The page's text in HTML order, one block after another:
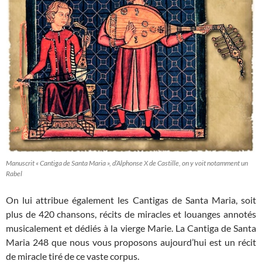
Manuscrit « Cantiga de Santa Maria », d’Alphonse X de Castille, on y voit notamment un
Rabel
On lui attribue également les Cantigas de Santa Maria, soit
plus de 420 chansons, récits de miracles et louanges annotés
musicalement et dédiés à la vierge Marie. La Cantiga de Santa
Maria 248 que nous vous proposons aujourd’hui est un récit
de miracle tiré de ce vaste corpus.